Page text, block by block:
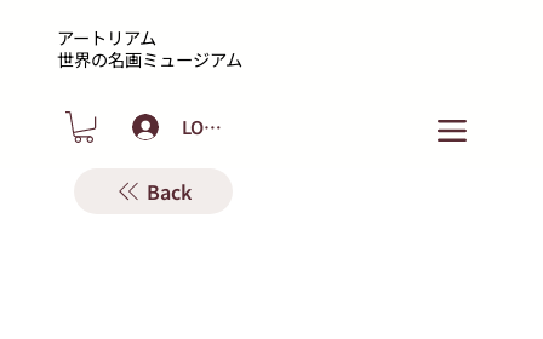
アートリアム
​世界の名画ミュージアム
LOGIN
Back